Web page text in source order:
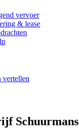
vervoer
& lease
vertellen
Schuurmans